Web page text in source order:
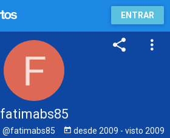
ENTRAR
fatimabs85
@fatimabs85 desde 2009 - visto 2009